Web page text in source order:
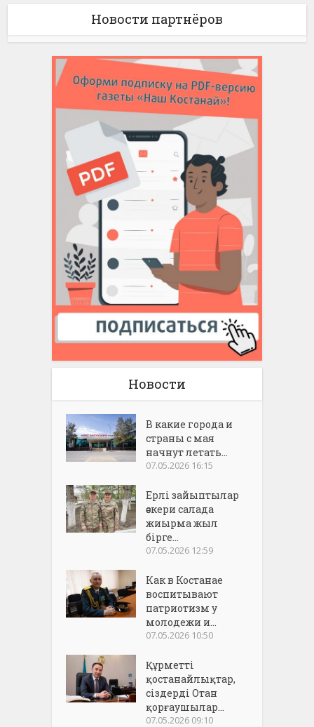
Новости партнёров
Новости
В какие города и
страны с мая
начнут летать...
07.05.2026 16:15
Ерлі зайыптылар
әскери салада
жиырма жыл
бірге...
07.05.2026 12:59
Как в Костанае
воспитывают
патриотизм у
молодежи и...
07.05.2026 10:50
Құрметті
қостанайлықтар,
сіздерді Отан
қорғаушылар...
07.05.2026 09:10